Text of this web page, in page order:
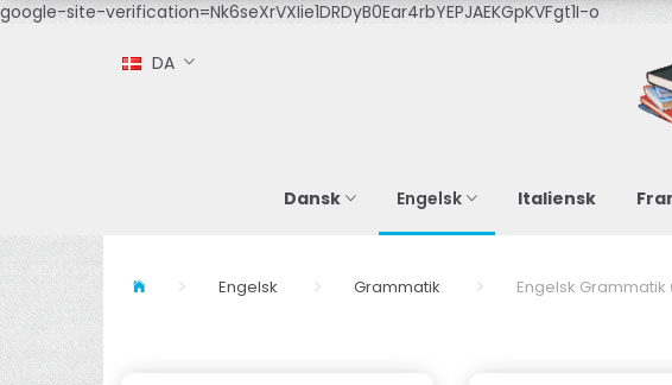
google-site-verification=Nk6seXrVXIie1DRDyB0Ear4rbYEPJAEKGpKVFgt1I-o
DA
Dansk Engelsk Italiensk
Engelsk Grammatik Engelsk